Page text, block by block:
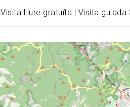
Visita lliure gratuïta | Visita guiada